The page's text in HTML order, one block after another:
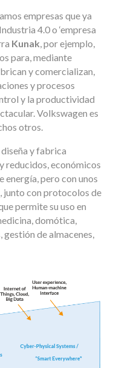
empresas que ya
4.0 o ‘empresa
Kunak, por ejemplo,
para, mediante
y comercializan,
y procesos
y la productividad
Volkswagen es
otros.
diseña y fabrica
reducidos, económicos
energía, pero con unos
junto con protocolos de
permite su uso en
domótica,
de almacenes,